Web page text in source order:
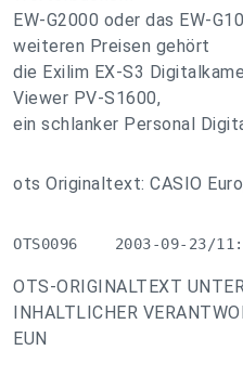
EW-G2000 oder das EW-
weiteren Preisen gehört
die Exilim EX-S3
Viewer PV-S1600,
ein schlanker Personal
ots Originaltext: CASIO
OTS0096    2003-09-23/
OTS-ORIGINALTEXT
INHALTLICHER
EUN